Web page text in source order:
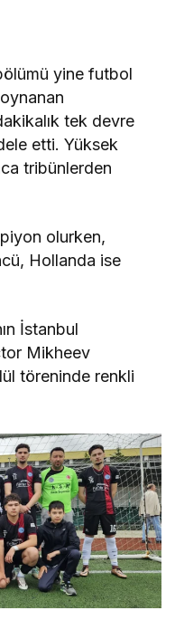
yine futbol
tek devre
etti. Yüksek
tribünlerden
olurken,
Hollanda ise
İstanbul
Mikheev
töreninde renkli